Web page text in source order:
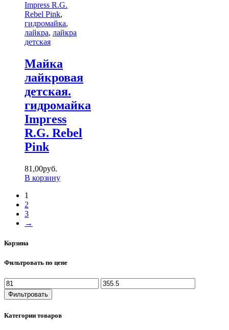
Impress R.G.
Rebel Pink,
гидромайка,
лайкра, лайкра
детская
Майка
лайкровая
детская.
гидромайка
Impress
R.G. Rebel
Pink
81 ,00руб.
В корзину
1
2
3
→
Корзина
Фильтровать по цене
Фильтровать
Категории товаров